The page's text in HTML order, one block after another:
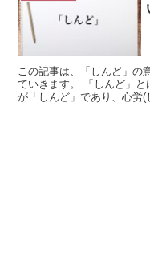
この記事は、「しんど」の
ていきます。 「しんど」
が「しんど」であり、心労